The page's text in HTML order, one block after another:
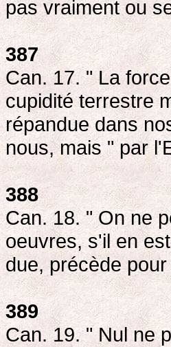
pas vraiment ou
387
Can. 17. " La
cupidité terrestre
répandue dans
nous, mais " par
388
Can. 18. " On ne
oeuvres, s'il en
due, précède
389
Can. 19. " Nul ne